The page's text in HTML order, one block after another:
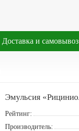
Доставка и самовывоз
Эмульсия
Рейтинг:
Производитель: